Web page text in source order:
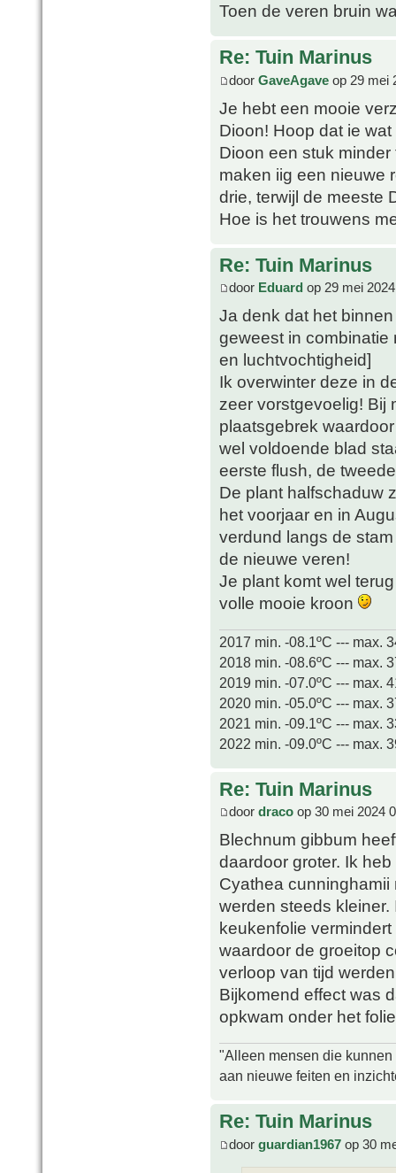
Toen de veren bruin
Re: Tuin Marinus
door GaveAgave op 29 mei
Je hebt een mooie
Dioon! Hoop dat ie
Dioon een stuk
maken iig een nieuwe
drie, terwijl de meeste
Hoe is het trouwens
Re: Tuin Marinus
door Eduard op 29 mei
Ja denk dat het
geweest in combinatie
en luchtvochtigheid]
Ik overwinter deze in
zeer vorstgevoelig! Bij
plaatsgebrek
wel voldoende blad
eerste flush, de
De plant halfschaduw
het voorjaar en in
verdund langs de
de nieuwe veren!
Je plant komt wel
volle mooie kroon
2017 min. -08.1ºC --- max.
2018 min. -08.6ºC --- max.
2019 min. -07.0ºC --- max.
2020 min. -05.0ºC --- max.
2021 min. -09.1ºC --- max.
2022 min. -09.0ºC --- max.
Re: Tuin Marinus
door draco op 30 mei 2024
Blechnum gibbum
daardoor groter. Ik
Cyathea
werden steeds
keukenfolie
waardoor de groeitop
verloop van tijd
Bijkomend effect was
opkwam onder het
"Alleen mensen die
aan nieuwe feiten en
Re: Tuin Marinus
door guardian1967 op 30